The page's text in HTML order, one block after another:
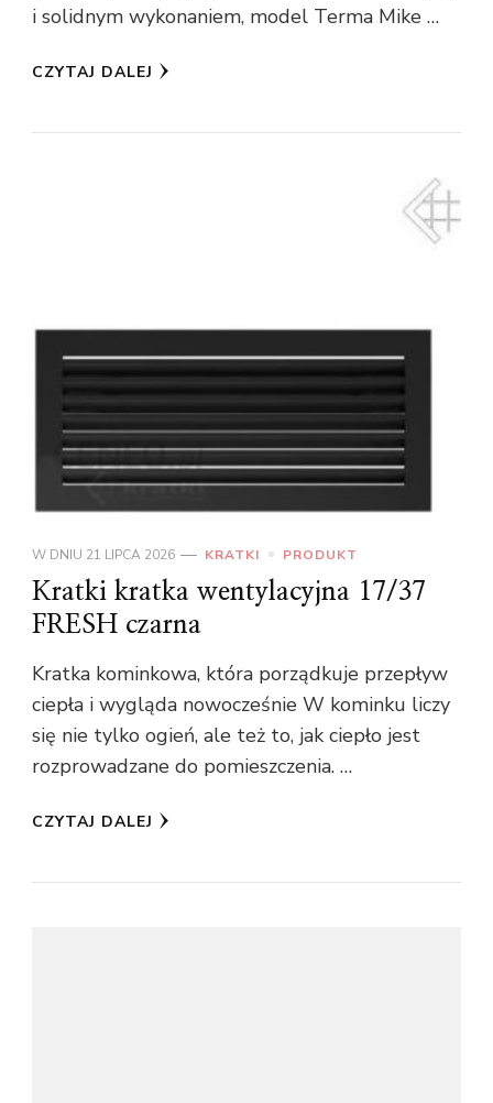
i solidnym wykonaniem, model Terma Mike …
CZYTAJ DALEJ
W DNIU 21 LIPCA 2026 KRATKI PRODUKT
Kratki kratka wentylacyjna 17/37
FRESH czarna
Kratka kominkowa, która porządkuje przepływ
ciepła i wygląda nowocześnie W kominku liczy
się nie tylko ogień, ale też to, jak ciepło jest
rozprowadzane do pomieszczenia. …
CZYTAJ DALEJ